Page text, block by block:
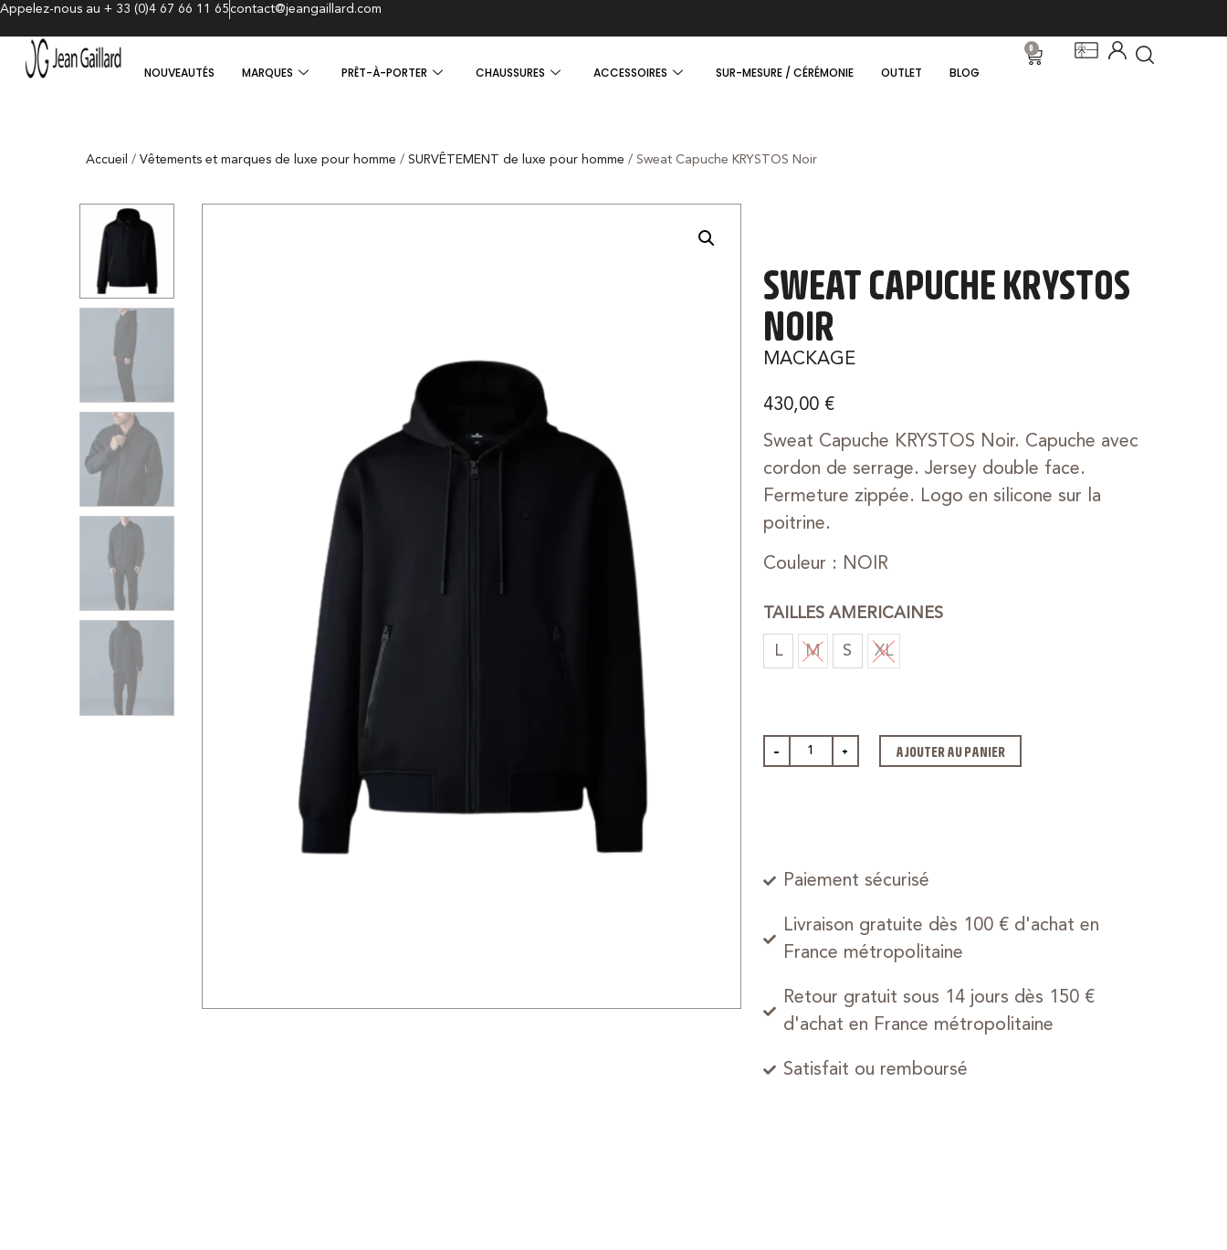
Appelez-nous au + 33 (0)4 67 66 11 65contact@jeangaillard.com
NOUVEAUTÉS MARQUES PRÊT-À-PORTER CHAUSSURES ACCESSOIRES SUR-MESURE / CÉRÉMONIE OUTLET BLOG
0
Accueil /Vêtements et marques de luxe pour homme /SURVÊTEMENT de luxe pour homme / Sweat Capuche KRYSTOS Noir
SWEAT CAPUCHE KRYSTOS
NOIR
MACKAGE
430,00 €
Sweat Capuche KRYSTOS Noir. Capuche avec
cordon de serrage. Jersey double face.
Fermeture zippée. Logo en silicone sur la
poitrine.
Couleur : NOIR
TAILLES AMERICAINES
L M S XL
- + AJOUTER AU PANIER
Paiement sécurisé
Livraison gratuite dès 100 € d'achat en
France métropolitaine
Retour gratuit sous 14 jours dès 150 €
d'achat en France métropolitaine
Satisfait ou remboursé